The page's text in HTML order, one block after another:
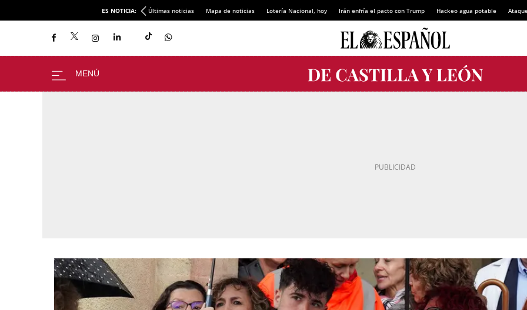
ES NOTICIA: Últimas noticias Mapa de noticias Lotería Nacional, hoy Irán enfría el pacto con Trump Hackeo agua potable